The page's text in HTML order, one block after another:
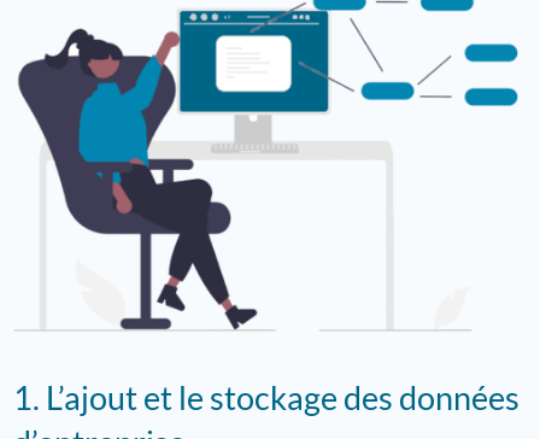
1. L’ajout et le stockage des données